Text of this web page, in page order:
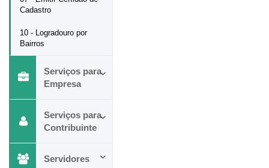
Cadastro
10 - Logradouro por
Bairros
Serviços para
Empresa
Serviços para
Contribuinte
Servidores